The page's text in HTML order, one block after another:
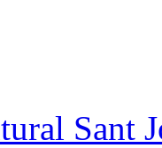
Sant